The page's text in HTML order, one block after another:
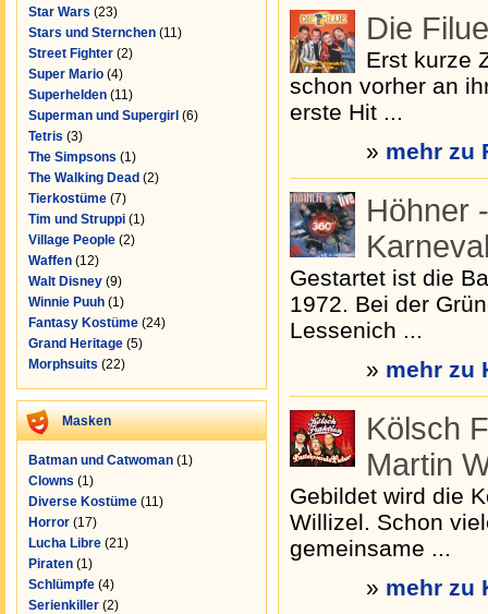
Star Wars (23)
Stars und Sternchen (11)
Street Fighter (2)
Super Mario (4)
Superhelden (11)
Superman und Supergirl (6)
Tetris (3)
The Simpsons (1)
The Walking Dead (2)
Tierkostüme (7)
Tim und Struppi (1)
Village People (2)
Waffen (12)
Walt Disney (9)
Winnie Puuh (1)
Fantasy Kostüme (24)
Grand Heritage (5)
Morphsuits (22)
Masken
Batman und Catwoman (1)
Clowns (1)
Diverse Kostüme (11)
Horror (17)
Lucha Libre (21)
Piraten (1)
Schlümpfe (4)
Serienkiller (2)
Die Filue
Erst kurze
schon vorher an
erste Hit ...
» mehr zu
Höhner
Gestartet ist die
1972. Bei der
Lessenich ...
» mehr zu
Kölsch
Martin
Gebildet wird die
Willizel. Schon
gemeinsame ...
» mehr zu